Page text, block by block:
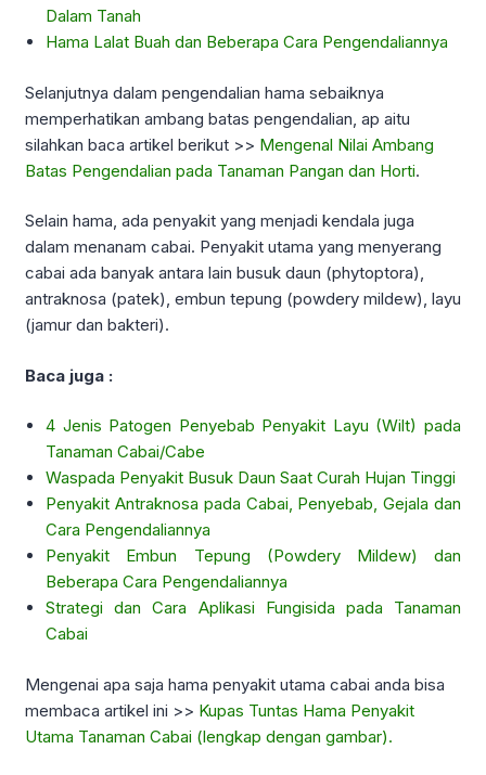
Dalam Tanah
Hama Lalat Buah dan Beberapa Cara Pengendaliannya
Selanjutnya dalam pengendalian hama sebaiknya
memperhatikan ambang batas pengendalian, ap aitu
silahkan baca artikel berikut >> Mengenal Nilai Ambang
Batas Pengendalian pada Tanaman Pangan dan Horti.
Selain hama, ada penyakit yang menjadi kendala juga
dalam menanam cabai. Penyakit utama yang menyerang
cabai ada banyak antara lain busuk daun (phytoptora),
antraknosa (patek), embun tepung (powdery mildew), layu
(jamur dan bakteri).
Baca juga :
4 Jenis Patogen Penyebab Penyakit Layu (Wilt) pada
Tanaman Cabai/Cabe
Waspada Penyakit Busuk Daun Saat Curah Hujan Tinggi
Penyakit Antraknosa pada Cabai, Penyebab, Gejala dan
Cara Pengendaliannya
Penyakit Embun Tepung (Powdery Mildew) dan
Beberapa Cara Pengendaliannya
Strategi dan Cara Aplikasi Fungisida pada Tanaman
Cabai
Mengenai apa saja hama penyakit utama cabai anda bisa
membaca artikel ini >> Kupas Tuntas Hama Penyakit
Utama Tanaman Cabai (lengkap dengan gambar).